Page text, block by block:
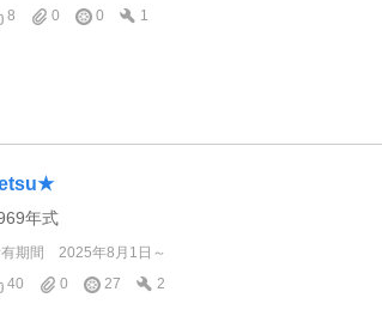
8
0 0 1
年式
期間
2025年8月1日～
40
0 27 2